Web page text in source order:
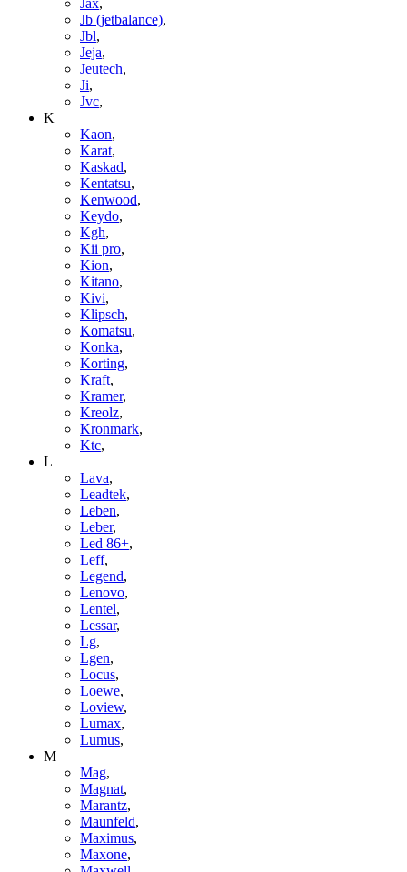
Jb (jetbalance),
Jbl,
Jeja,
Jeutech,
Ji,
Jvc,
K
Kaon,
Karat,
Kaskad,
Kentatsu,
Kenwood,
Keydo,
Kgh,
Kii pro,
Kion,
Kitano,
Kivi,
Klipsch,
Komatsu,
Konka,
Korting,
Kraft,
Kramer,
Kreolz,
Kronmark,
Ktc,
L
Lava,
Leadtek,
Leben,
Leber,
Led 86+,
Leff,
Legend,
Lenovo,
Lentel,
Lessar,
Lg,
Lgen,
Locus,
Loewe,
Loview,
Lumax,
Lumus,
M
Mag,
Magnat,
Marantz,
Maunfeld,
Maximus,
Maxone,